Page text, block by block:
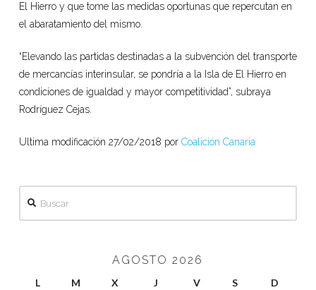
El Hierro y que tome las medidas oportunas que repercutan en
el abaratamiento del mismo.
“Elevando las partidas destinadas a la subvención del transporte
de mercancías interinsular, se pondría a la Isla de El Hierro en
condiciones de igualdad y mayor competitividad”, subraya
Rodríguez Cejas.
Ultima modificación 27/02/2018 por Coalición Canaria
AGOSTO 2026
L M X J V S D